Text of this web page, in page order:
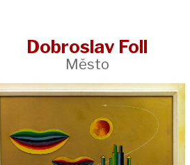
Dobroslav Foll
Město